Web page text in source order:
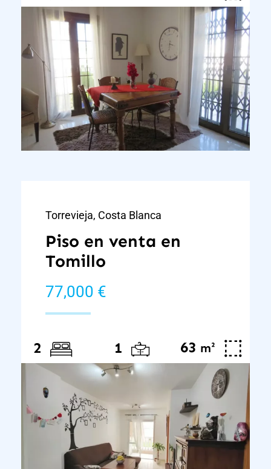
Torrevieja, Costa Blanca
Piso en venta en
Tomillo
77,000 €
2 1 63 m²